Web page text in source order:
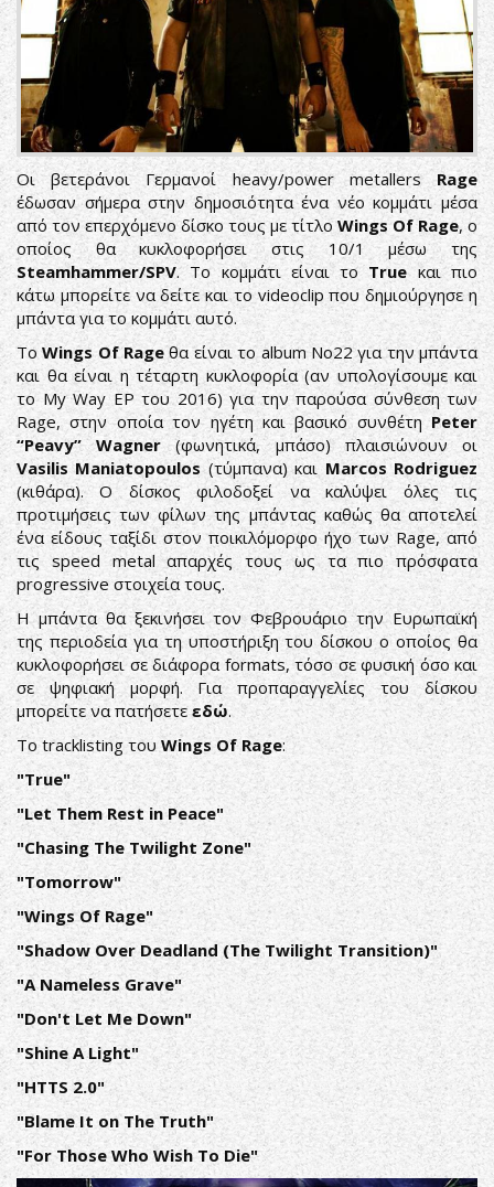
Οι βετεράνοι Γερμανοί heavy/power metallersRage
έδωσαν σήμερα στην δημοσιότητα ένα νέο κομμάτι μέσα
από τον επερχόμενο δίσκο τους με τίτλοWings Of Rage, ο
οποίος θα κυκλοφορήσει στις 10/1 μέσω της
Steamhammer/SPV. Το κομμάτι είναι το True και πιο
κάτω μπορείτε να δείτε και το videoclip που δημιούργησε η
μπάντα για το κομμάτι αυτό.
ΤοWings Of Rageθα είναι το album Νο22 για την μπάντα
και θα είναι η τέταρτη κυκλοφορία (αν υπολογίσουμε και
το My Way EP του 2016) για την παρούσα σύνθεση των
Rage, στην οποία τον ηγέτη και βασικό συνθέτηPeter
“Peavy” Wagner(φωνητικά, μπάσο) πλαισιώνουν οι
Vasilis Maniatopoulos(τύμπανα) και Marcos Rodriguez
(κιθάρα). Ο δίσκος φιλοδοξεί να καλύψει όλες τις
προτιμήσεις των φίλων της μπάντας καθώς θα αποτελεί
ένα είδους ταξίδι στον ποικιλόμορφο ήχο των Rage, από
τις speed metal απαρχές τους ως τα πιο πρόσφατα
progressive στοιχεία τους.
Η μπάντα θα ξεκινήσει τον Φεβρουάριο την Ευρωπαϊκή
της περιοδεία για τη υποστήριξη του δίσκου ο οποίος θα
κυκλοφορήσει σε διάφορα formats, τόσο σε φυσική όσο και
σε ψηφιακή μορφή. Για προπαραγγελίες του δίσκου
μπορείτε να πατήσετεεδώ.
Το tracklisting του Wings Of Rage:
"True"
"Let Them Rest in Peace"
"Chasing The Twilight Zone"
"Tomorrow"
"Wings Of Rage"
"Shadow Over Deadland (The Twilight Transition)"
"A Nameless Grave"
"Don't Let Me Down"
"Shine A Light"
"HTTS 2.0"
"Blame It on The Truth"
"For Those Who Wish To Die"